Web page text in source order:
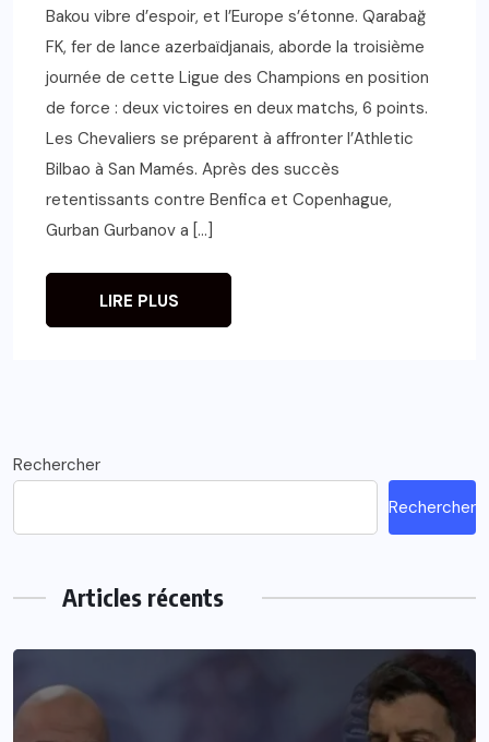
Bakou vibre d’espoir, et l’Europe s’étonne. Qarabağ
FK, fer de lance azerbaïdjanais, aborde la troisième
journée de cette Ligue des Champions en position
de force : deux victoires en deux matchs, 6 points.
Les Chevaliers se préparent à affronter l’Athletic
Bilbao à San Mamés. Après des succès
retentissants contre Benfica et Copenhague,
Gurban Gurbanov a […]
LIRE PLUS
Rechercher
Rechercher
Articles récents